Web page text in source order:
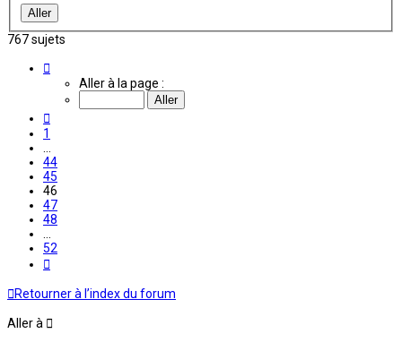
767 sujets
Aller à la page :
1
44
45
46
47
48
52
Retourner à l’index du forum
Aller à